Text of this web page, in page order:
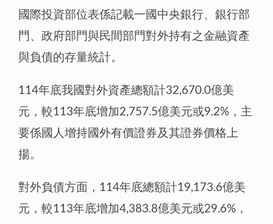
國際投資部位表係記載一國中央銀行、銀行部
門、政府部門與民間部門對外持有之金融資產
與負債的存量統計。
114年底我國對外資產總額計32,670.0億美
元，較113年底增加2,757.5億美元或9.2%，主
要係國人增持國外有價證券及其證券價格上
揚。
對外負債方面，114年底總額計19,173.6億美
元，較113年底增加4,383.8億美元或29.6%，